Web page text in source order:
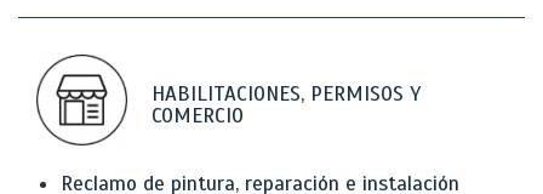
HABILITACIONES, PERMISOS Y
COMERCIO
Reclamo de pintura, reparación e instalación